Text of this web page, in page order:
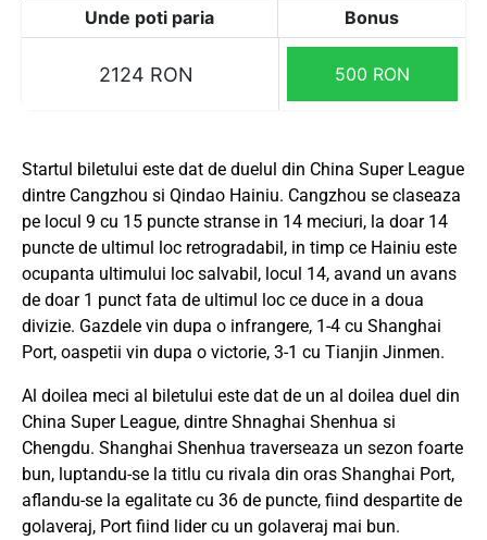
Unde poti paria
Bonus
2124 RON 500 RON
Startul biletului este dat de duelul din China Super League
dintre Cangzhou si Qindao Hainiu. Cangzhou se claseaza
pe locul 9 cu 15 puncte stranse in 14 meciuri, la doar 14
puncte de ultimul loc retrogradabil, in timp ce Hainiu este
ocupanta ultimului loc salvabil, locul 14, avand un avans
de doar 1 punct fata de ultimul loc ce duce in a doua
divizie. Gazdele vin dupa o infrangere, 1-4 cu Shanghai
Port, oaspetii vin dupa o victorie, 3-1 cu Tianjin Jinmen.
Al doilea meci al biletului este dat de un al doilea duel din
China Super League, dintre Shnaghai Shenhua si
Chengdu. Shanghai Shenhua traverseaza un sezon foarte
bun, luptandu-se la titlu cu rivala din oras Shanghai Port,
aflandu-se la egalitate cu 36 de puncte, fiind despartite de
golaveraj, Port fiind lider cu un golaveraj mai bun.